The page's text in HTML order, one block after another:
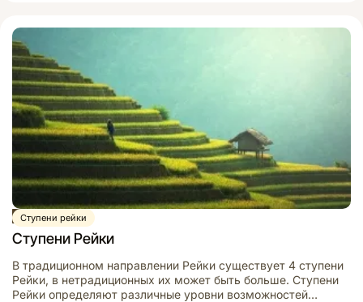
Ступени рейки
Статья
Ступени Рейки
В традиционном направлении Рейки существует 4 ступени
Рейки, в нетрадиционных их может быть больше. Ступени
Рейки определяют различные уровни возможностей